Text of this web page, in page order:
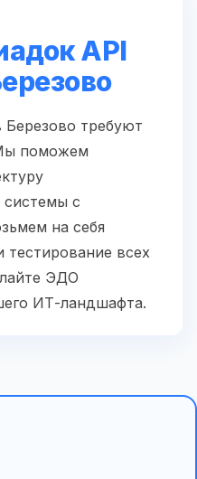
API
требуют
поможем
с
на себя
тестирование всех
ЭДО
ИТ-ландшафта.